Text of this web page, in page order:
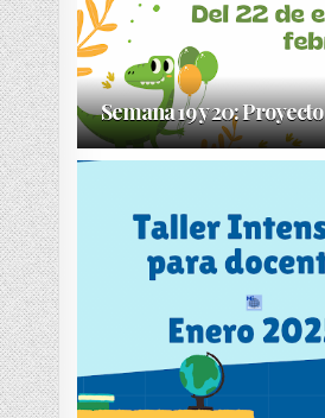
Semana 19 y 20: